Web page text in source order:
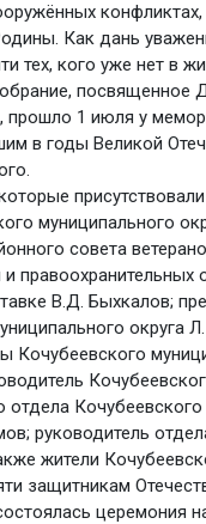
Как дань
тех, кого уже нет в
посвященное
прошло 1 июля у
в годы Великой
муниципального
совета
правоохранительных
В.Д. Быхкалов;
округа
Кочубеевского
отдела
руководитель
жители
защитникам
церемония